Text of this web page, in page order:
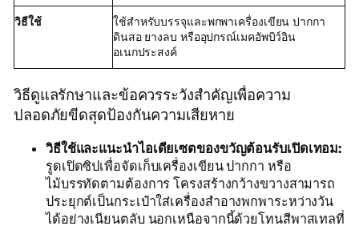
วิธีใช้
ใช้สำหรับบรรจุและพกพาเครื่องเขียน ปากกา
ดินสอ ยางลบ หรืออุปกรณ์เมคอัพบิว์อิน
อเนกประสงค์
วิธีดูแลรักษาและข้อควรระวังสำคัญเพื่อความ
ปลอดภัยขีดสุดป้องกันความเสียหาย
วิธีใช้และแนะนำไอเดียเซตของขวัญต้อนรับเปิดเทอม:
รูดเปิดซิปเพื่อจัดเก็บเครื่องเขียน ปากกา หรือ
ไม้บรรทัดตามต้องการ โครงสร้างกว้างขวางสามารถ
ประยุกต์เป็นกระเป๋าใส่เครื่องสำอางพกพาระหว่างวัน
ได้อย่างเนียนตลับ นอกเหนือจากนี้ด้วยโทนสีพาสเทลที่